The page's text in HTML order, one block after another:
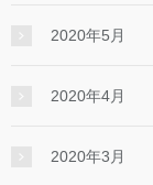
2020年5月
2020年4月
2020年3月